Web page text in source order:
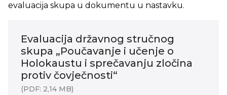
evaluacija skupa u dokumentu u nastavku.
Evaluacija državnog stručnog
skupa „Poučavanje i učenje o
Holokaustu i sprečavanju zločina
protiv čovječnosti“
(PDF: 2,14 MB)